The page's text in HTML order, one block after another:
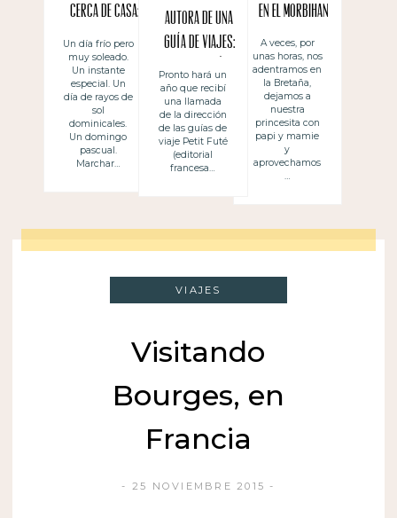
cerca de casa:
Pornichet
Un día frío pero
muy soleado.
Un instante
especial. Un
día de rayos de
sol
dominicales.
Un domingo
pascual.
Marchar…
Autora de una
guía de viajes:
Petit Futé
Baleares 2016
Pronto hará un
año que recibí
una llamada
de la dirección
de las guías de
viaje Petit Futé
(editorial
francesa…
en el Morbihan
A veces, por
unas horas, nos
adentramos en
la Bretaña,
dejamos a
nuestra
princesita con
papi y mamie
y
aprovechamos
…
VIAJES
Visitando
Bourges, en
Francia
25 NOVIEMBRE 2015